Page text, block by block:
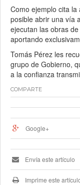
Como ejemplo cita
posible abrir una vía
ejecutan las obras
aportando
Tomás Pérez les
grupo de Gobierno,
a la confianza
COMPARTE
Google+
Envía este artículo
Imprime este